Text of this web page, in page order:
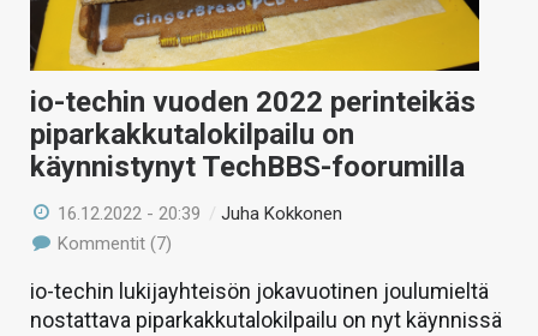
io-techin vuoden 2022 perinteikäs
piparkakkutalokilpailu on
käynnistynyt TechBBS-foorumilla
16.12.2022 - 20:39 /Juha Kokkonen
Kommentit (7)
io-techin lukijayhteisön jokavuotinen joulumieltä
nostattava piparkakkutalokilpailu on nyt käynnissä